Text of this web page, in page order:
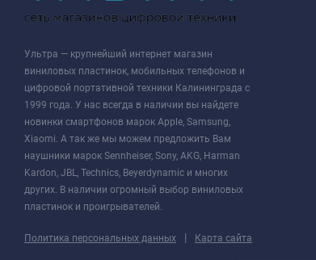
Ультра — крупнейший интернет магазин
виниловых пластинок, мобильных телефонов и
цифровой портативной техники Калининграда с
1999 года. У нас всегда в наличии вы найдете
новинки смартфонов марок Apple, Samsung,
Xiaomi. А так же мы можем предложить Вам
наушники марок Sennheiser, Sony, AKG, Harman
Kardon, JBL, Technics, Beyerdynamic и многих
других. В наличии огромный выбор виниловых
пластинок и проигрывателей.
Политика персональных данных | Карта сайта